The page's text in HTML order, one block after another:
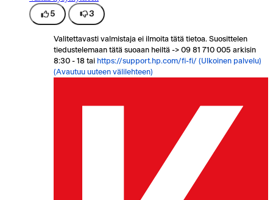
5 3
Valitettavasti valmistaja ei ilmoita tätä tietoa. Suosittelen
tiedustelemaan tätä suoaan heiltä -> 09 81 710 005 arkisin
8:30 - 18 tai https://support.hp.com/fi-fi/ (Ulkoinen palvelu)
(Avautuu uuteen välilehteen)